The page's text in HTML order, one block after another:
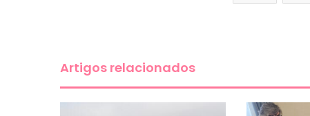
Artigos relacionados